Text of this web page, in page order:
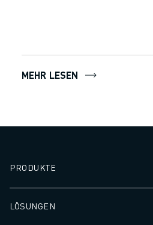
MEHR LESEN
PRODUKTE
LÖSUNGEN